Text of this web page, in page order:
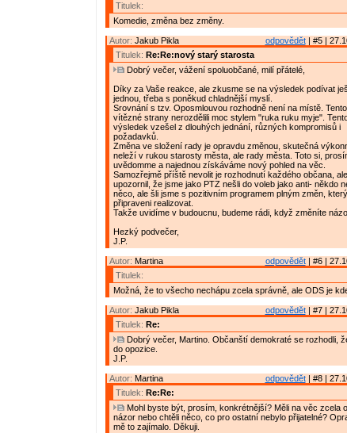
Titulek:
Komedie, změna bez změny.
odpovědět| #5 |
Autor: Jakub Pikla
Titulek: Re:Re:nový starý starosta
Dobrý večer, vážení spoluobčané, milí přátelé,
Díky za Vaše reakce, ale zkusme se na výsledek podívat
jednou, třeba s poněkud chladnější myslí.
Srovnání s tzv. Oposmlouvou rozhodně není na místě.
vítězné strany nerozdělili moc stylem "ruka ruku myje".
výsledek vzešel z dlouhých jednání, různých kompromisů i
požadavků.
Změna ve složení rady je opravdu změnou, skutečná
neleží v rukou starosty města, ale rady města. Toto si,
uvědomme a najednou získáváme nový pohled na věc.
Samozřejmě příště nevolit je rozhodnutí každého občana,
upozornil, že jsme jako PTZ nešli do voleb jako anti- někdo
něco, ale šli jsme s pozitivním programem plným změn,
připraveni realizovat.
Takže uvidíme v budoucnu, budeme rádi, když změníte
Hezký podvečer,
J.P.
odpovědět| #6 |
Autor: Martina
Titulek:
Možná, že to všecho nechápu zcela správně, ale ODS je
odpovědět| #7 |
Autor: Jakub Pikla
Titulek: Re:
Dobrý večer, Martino. Občanští demokraté se rozhodli,
do opozice.
J.P.
odpovědět| #8 |
Autor: Martina
Titulek: Re:Re:
Mohl byste být, prosím, konkrétnější? Měli na věc zcela
názor nebo chtěli něco, co pro ostatní nebylo přijatelné?
mě to zajímalo. Děkuji.